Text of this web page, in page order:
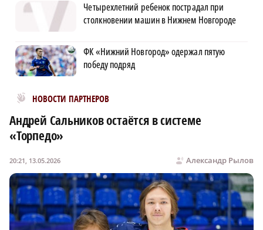
Четырехлетний ребенок пострадал при
столкновении машин в Нижнем Новгороде
ФК «Нижний Новгород» одержал пятую
победу подряд
НОВОСТИ ПАРТНЕРОВ
Новости МирТесен
Андрей Сальников остаётся в системе
«Торпедо»
Александр Рылов
20:21, 13.05.2026